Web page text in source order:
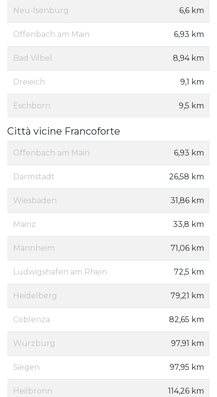
Neu-Isenburg 6,6 km
Offenbach am Main 6,93 km
Bad Vilbel 8,94 km
Dreieich 9,1 km
Eschborn 9,5 km
Città vicine Francoforte
Offenbach am Main 6,93 km
Darmstadt 26,58 km
Wiesbaden 31,86 km
Mainz 33,8 km
Mannheim 71,06 km
Ludwigshafen am Rhein 72,5 km
Heidelberg 79,21 km
Coblenza 82,65 km
Würzburg 97,91 km
Siegen 97,95 km
Heilbronn 114,26 km